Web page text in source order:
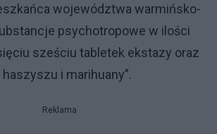
województwa warmińsko-
psychotropowe w ilości
sześciu tabletek ekstazy oraz
i marihuany”.
Reklama